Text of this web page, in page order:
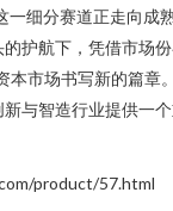
一细分赛道正走向成
护航下，凭借市场
本市场书写新的篇章
与智造行业提供一
product/57.html